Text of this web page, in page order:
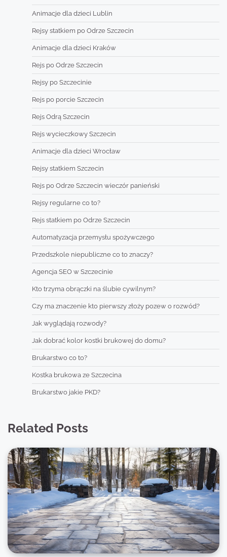
Animacje dla dzieci Lublin
Rejsy statkiem po Odrze Szczecin
Animacje dla dzieci Kraków
Rejs po Odrze Szczecin
Rejsy po Szczecinie
Rejs po porcie Szczecin
Rejs Odrą Szczecin
Rejs wycieczkowy Szczecin
Animacje dla dzieci Wrocław
Rejsy statkiem Szczecin
Rejs po Odrze Szczecin wieczór panieński
Rejsy regularne co to?
Rejs statkiem po Odrze Szczecin
Automatyzacja przemysłu spożywczego
Przedszkole niepubliczne co to znaczy?
Agencja SEO w Szczecinie
Kto trzyma obrączki na ślubie cywilnym?
Czy ma znaczenie kto pierwszy złoży pozew o rozwód?
Jak wyglądają rozwody?
Jak dobrać kolor kostki brukowej do domu?
Brukarstwo co to?
Kostka brukowa ze Szczecina
Brukarstwo jakie PKD?
Related Posts